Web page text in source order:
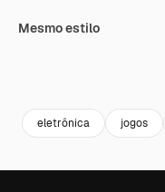
Mesmo estilo
eletrônica jogos